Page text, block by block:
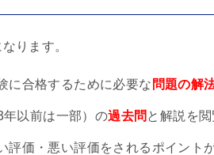
ります。
に合格するために必要な 問題の解
以前は一部）の過去問 と解説を
評価・悪い評価をされるポイント